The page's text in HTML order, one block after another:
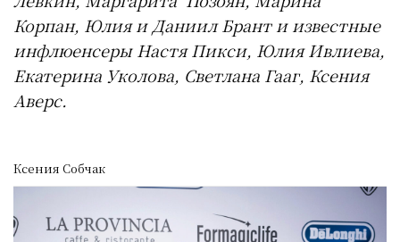
Корпан, Юлия и Даниил Брант и известные
инфлюенсеры Настя Пикси, Юлия Ивлиева,
Екатерина Уколова, Светлана Гааг, Ксения
Аверс.
Ксения Собчак